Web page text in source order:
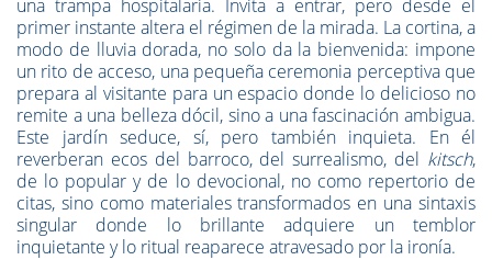
una trampa hospitalaria. Invita a entrar, pero desde el
primer instante altera el régimen de la mirada. La cortina, a
modo de lluvia dorada, no solo da la bienvenida: impone
un rito de acceso, una pequeña ceremonia perceptiva que
prepara al visitante para un espacio donde lo delicioso no
remite a una belleza dócil, sino a una fascinación ambigua.
Este jardín seduce, sí, pero también inquieta. En él
reverberan ecos del barroco, del surrealismo, del kitsch,
de lo popular y de lo devocional, no como repertorio de
citas, sino como materiales transformados en una sintaxis
singular donde lo brillante adquiere un temblor
inquietante y lo ritual reaparece atravesado por la ironía.